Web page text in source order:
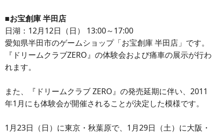
■お宝創庫 半田店
日湖：12月12日（日） 13:00～17:00
愛知県半田市のゲームショップ「お宝創庫 半田店」です。
『ドリームクラブZERO』の体験会および痛車の展示が行わ
れます。
また、『ドリームクラブ ZERO』の発売延期に伴い、2011
年1月にも体験会が開催されることが決定した模様です。
1月23日（日）に東京・秋葉原で、1月29日（土）に大阪・